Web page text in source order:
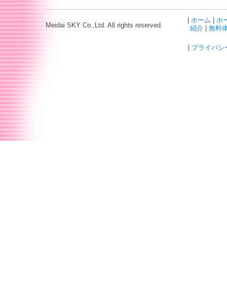
Meidai SKY Co.,Ltd. All rights reserved.
ホーム
ホ
紹介
無料
プライバシ